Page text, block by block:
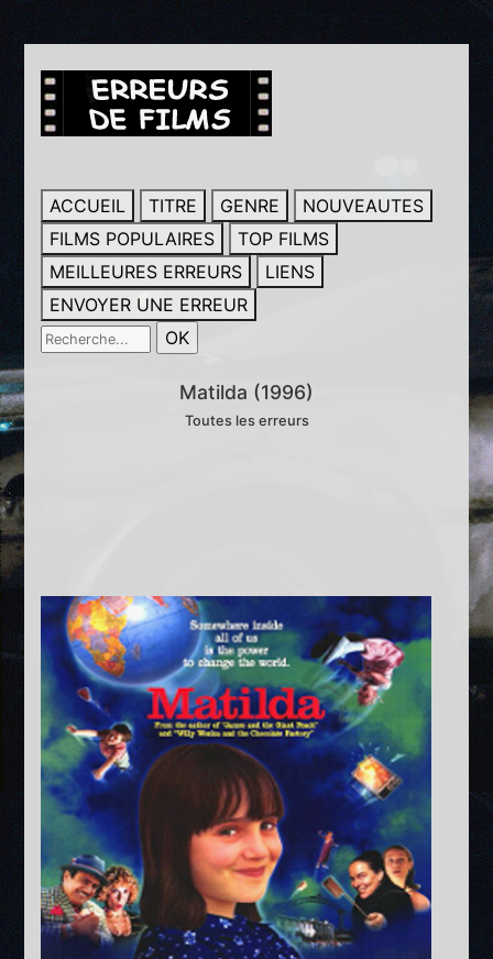
ACCUEIL TITRE GENRE
NOUVEAUTES
FILMS POPULAIRES
TOP FILMS
MEILLEURES ERREURS
LIENS
ENVOYER UNE ERREUR
Matilda (1996)
Toutes les erreurs